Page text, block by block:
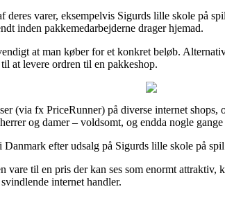
varer, eksempelvis Sigurds lille skole på
inden pakkemedarbejderne drager hjemad.
at man køber for et konkret beløb.
at levere ordren til en pakkeshop.
(via fx PriceRunner) på diverse internet
og damer – voldsomt, og endda nogle
efter udsalg på Sigurds lille skole på
til en pris der kan ses som enormt
internet handler.